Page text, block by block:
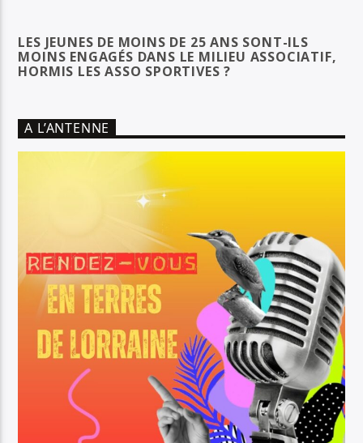
LES JEUNES DE MOINS DE 25 ANS SONT-ILS
MOINS ENGAGÉS DANS LE MILIEU ASSOCIATIF,
HORMIS LES ASSO SPORTIVES ?
A L’ANTENNE